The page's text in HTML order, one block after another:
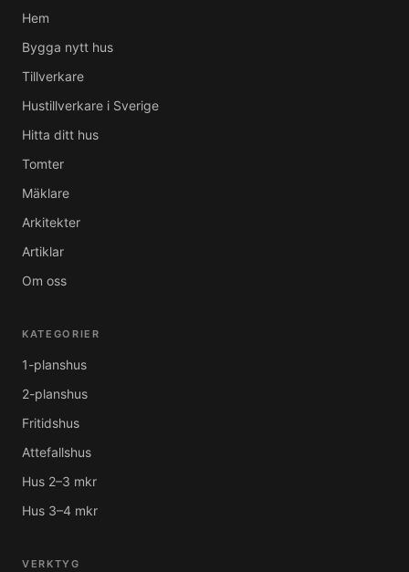
Hem
Bygga nytt hus
Tillverkare
Hustillverkare i Sverige
Hitta ditt hus
Tomter
Mäklare
Arkitekter
Artiklar
Om oss
KATEGORIER
1-planshus
2-planshus
Fritidshus
Attefallshus
Hus 2–3 mkr
Hus 3–4 mkr
VERKTYG